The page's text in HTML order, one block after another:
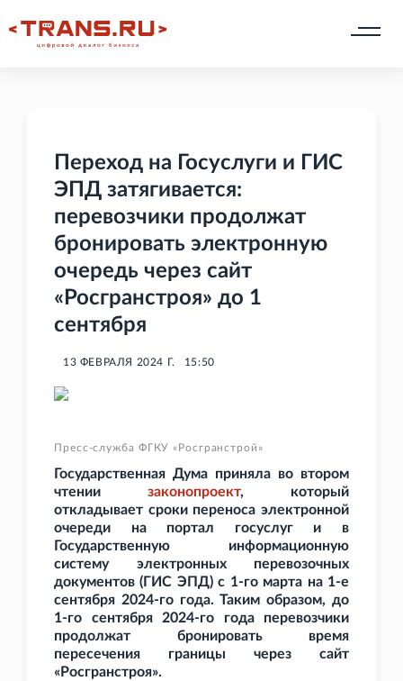
Переход на Госуслуги и ГИС
ЭПД затягивается:
перевозчики продолжат
бронировать электронную
очередь через сайт
«Росгранстроя» до 1
сентября
13 ФЕВРАЛЯ 2024 Г. 15:50
Пресс-служба ФГКУ «Росгранстрой»
Государственная Дума приняла во втором
чтении законопроект, который
откладывает сроки переноса электронной
очереди на портал госуслуг и в
Государственную информационную
систему электронных перевозочных
документов (ГИС ЭПД) с 1-го марта на 1-е
сентября 2024-го года. Таким образом, до
1-го сентября 2024-го года перевозчики
продолжат бронировать время
пересечения границы через сайт
«Росгранстроя».